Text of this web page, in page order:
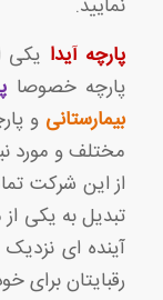
نمایید.
پارچه آیدا یکی
پارچه خصوصا
بیمارستانی و
مختلف و مورد
از این شرکت
تبدیل به یکی
آینده ای
رقبایتان برای